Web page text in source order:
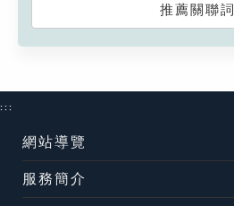
推薦關聯詞
:::
網站導覽
服務簡介